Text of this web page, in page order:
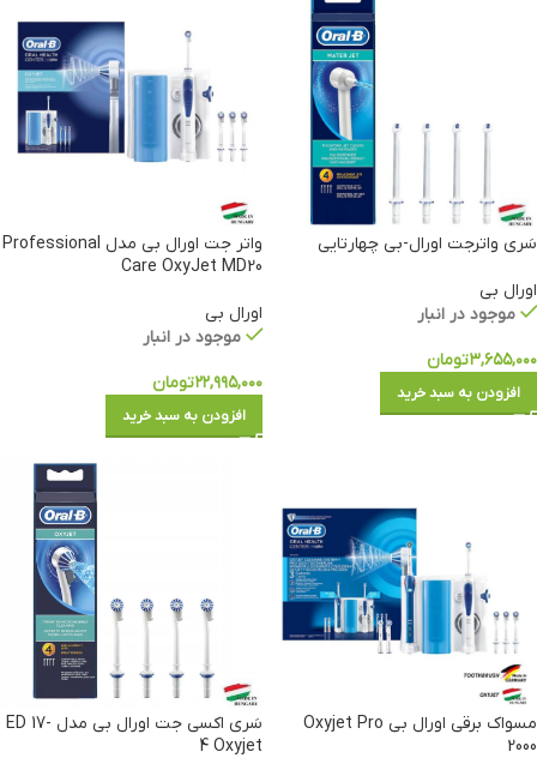
سَری واترجت اورال-بی چهارتایی
اورال بی
موجود در انبار
۳,۶۵۵,۰۰۰تومان
افزودن به سبد خرید
واتر جت اورال بی مدل Professional
Care OxyJet MD20
اورال بی
موجود در انبار
۲۲,۹۹۵,۰۰۰تومان
افزودن به سبد خرید
مسواک برقی اورال بی Oxyjet Pro
2000
سَری اکسی جت اورال بی مدل ED 17-
4 Oxyjet